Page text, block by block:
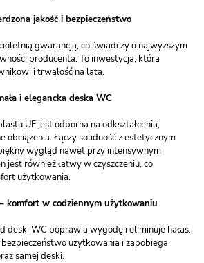
jakość i bezpieczeństwo
gwarancją, co świadczy o najwyższym
producenta. To inwestycja, która
i trwałość na lata.
i elegancka deska WC
UF jest odporna na odkształcenia,
obciążenia. Łączy solidność z estetycznym
wygląd nawet przy intensywnym
jest również łatwy w czyszczeniu, co
użytkowania.
komfort w codziennym użytkowaniu
deski WC poprawia wygodę i eliminuje hałas.
użytkowania i zapobiega
samej deski.